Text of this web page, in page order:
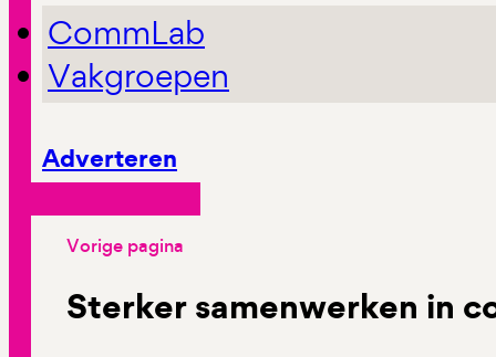
CommLab
Vakgroepen
Adverteren
Vorige pagina
Sterker samenwerken in